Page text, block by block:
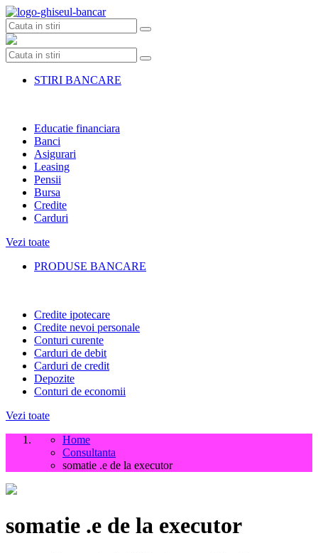
Skip
to
content
STIRI BANCARE
Educatie financiara
Banci
Asigurari
Leasing
Pensii
Bursa
Credite
Carduri
Vezi toate
PRODUSE BANCARE
Credite ipotecare
Credite nevoi personale
Conturi curente
Carduri de debit
Carduri de credit
Depozite
Conturi de economii
Vezi toate
Home
Consultanta
somatie .e de la executor
somatie .e de la executor